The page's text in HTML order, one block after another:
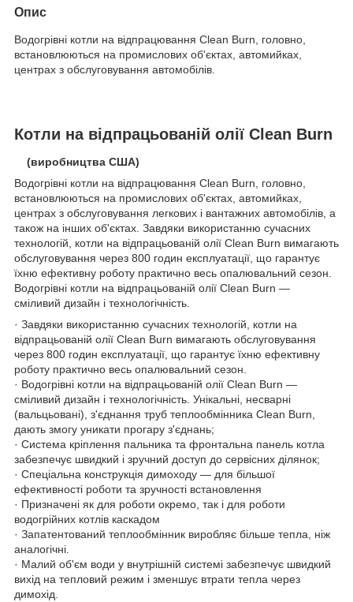
Опис
Водогрівні котли на відпрацювання Clean Burn, головно,
встановлюються на промислових об'єктах, автомийках,
центрах з обслуговування автомобілів.
Котли на відпрацьованій олії Clean Burn
(виробництва США)
Водогрівні котли на відпрацювання Clean Burn, головно,
встановлюються на промислових об'єктах, автомийках,
центрах з обслуговування легкових і вантажних автомобілів, а
також на інших об'єктах. Завдяки використанню сучасних
технологій, котли на відпрацьованій олії Clean Burn вимагають
обслуговування через 800 годин експлуатації, що гарантує
їхню ефективну роботу практично весь опалювальний сезон.
Водогрівні котли на відпрацьованій олії Clean Burn —
сміливий дизайн і технологічність.
· Завдяки використанню сучасних технологій, котли на
відпрацьованій олії Clean Burn вимагають обслуговування
через 800 годин експлуатації, що гарантує їхню ефективну
роботу практично весь опалювальний сезон.
· Водогрівні котли на відпрацьованій олії Clean Burn —
сміливий дизайн і технологічність. Унікальні, несварні
(вальцьовані), з'єднання труб теплообмінника Clean Burn,
дають змогу уникати прогару з'єднань;
· Система кріплення пальника та фронтальна панель котла
забезпечує швидкий і зручний доступ до сервісних ділянок;
· Спеціальна конструкція димоходу — для більшої
ефективності роботи та зручності встановлення
· Призначені як для роботи окремо, так і для роботи
водогрійних котлів каскадом
· Запатентований теплообмінник виробляє більше тепла, ніж
аналогічні.
· Малий об'єм води у внутрішній системі забезпечує швидкий
вихід на тепловий режим і зменшує втрати тепла через
димохід.